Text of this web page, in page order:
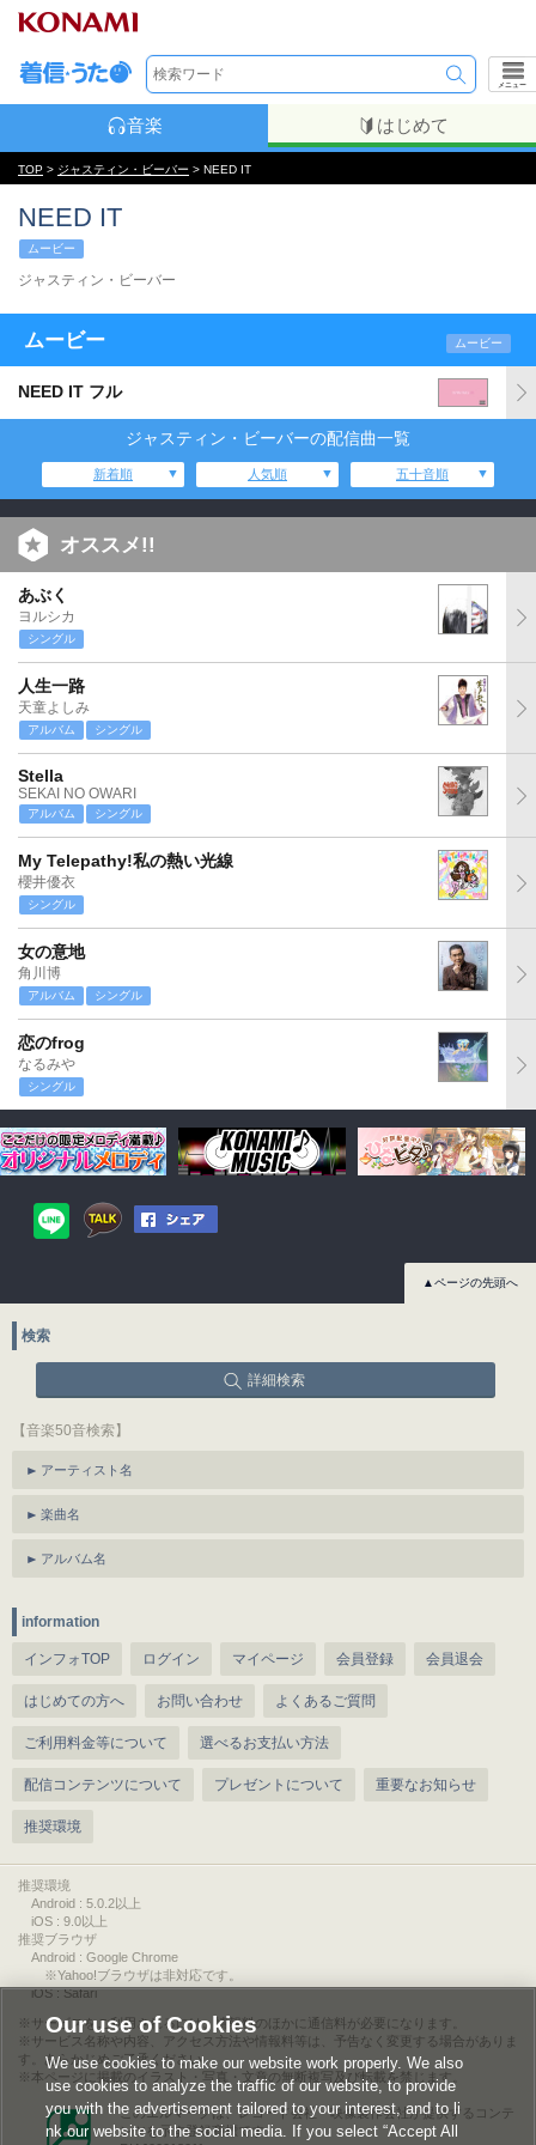
メニュー
音楽 はじめて
TOP > ジャスティン・ビーバー > NEED IT
NEED IT
ムービー
ジャスティン・ビーバー
ムービー ムービー
NEED IT フル
ジャスティン・ビーバーの配信曲一覧
新着順 人気順 五十音順
オススメ!!
あぶく
ヨルシカ
シングル
人生一路
天童よしみ
アルバム シングル
Stella
SEKAI NO OWARI
アルバム シングル
My Telepathy!私の熱い光線
櫻井優衣
シングル
女の意地
角川博
アルバム シングル
恋のfrog
なるみや
シングル
▲ページの先頭へ
検索
詳細検索
【音楽50音検索】
アーティスト名
楽曲名
アルバム名
information
インフォTOP ログイン マイページ 会員登録 会員退会
はじめての方へ お問い合わせ よくあるご質問
ご利用料金等について 選べるお支払い方法
配信コンテンツについて プレゼントについて 重要なお知らせ
推奨環境
推奨環境
Android : 5.0.2以上
iOS : 9.0以上
推奨ブラウザ
Android : Google Chrome
※Yahoo!ブラウザは非対応です。
iOS : Safari
サービスをご利用されるには、情報料のほかに通信料が必要になります。
サービス名称や内容、アクセス方法や情報料等は、予告なく変更する場合がありま
す。あらかじめご了承ください。
本ページに掲載のイラスト・写真・文章の無断複写及び転載を禁じます。
このエルマークは、レコード会社・映像製作会社が提供するコンテ
ンツを示す登録商標です。
Our use of Cookies
We use cookies to make our website work properly. We also
use cookies to analyze the traffic of our website, to provide
you with the advertisement tailored to your interest, and to li
nk our website to the social media. If you select “Accept All